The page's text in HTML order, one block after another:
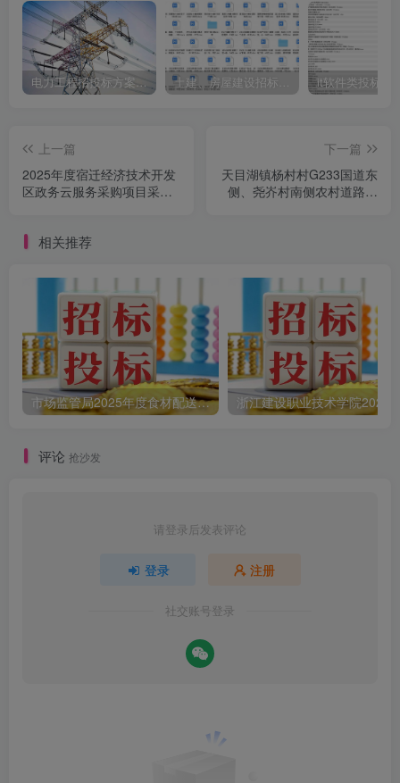
电力工程招投标方案模板 土建、房屋建设招标文件标书模板 it软件类投标书
上一篇
2025年度宿迁经济技术开发
区政务云服务采购项目采购
下一篇
天目湖镇杨村村G233国道东
侧、尧岕村南侧农村道路建
相关推荐
市场监管局2025年度食材配送采购公告
评论 抢沙发
请登录后发表评论
登录 注册
社交账号登录